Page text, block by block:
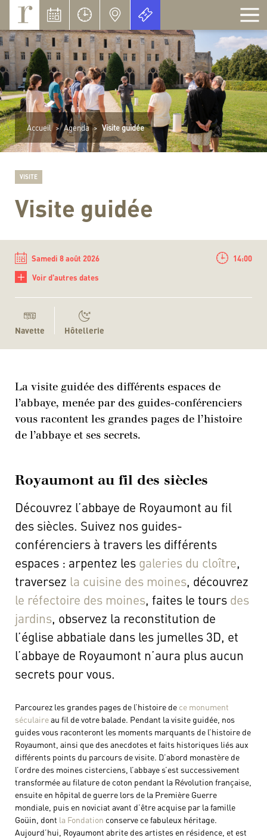
Accueil > Agenda > Visite guidée
VISITE
Visite guidée
Samedi 8 août 2026 14:00
+ Voir d'autres dates
Navette Hôtellerie
La visite guidée des différents espaces de
l’abbaye, menée par des guides-conférenciers
vous racontent les grandes pages de l’histoire
de l’abbaye et ses secrets.
Royaumont au fil des siècles
Découvrez l’abbaye de Royaumont au fil
des siècles. Suivez nos guides-
conférenciers à travers les différents
espaces : arpentez les galeries du cloître,
traversez la cuisine des moines, découvrez
le réfectoire des moines, faites le tours des
jardins, observez la reconstitution de
l’église abbatiale dans les jumelles 3D, et
l’abbaye de Royaumont n’aura plus aucun
secrets pour vous.
Parcourez les grandes pages de l’histoire de ce monument
séculaireau fil de votre balade. Pendant la visite guidée, nos
guides vous raconteront les moments marquants de l’histoire de
Royaumont, ainsi que des anecdotes et faits historiques liés aux
différents points du parcours de visite. D’abord monastère de
l’ordre des moines cisterciens, l’abbaye s’est successivement
transformée au filature de coton pendant la Révolution française,
ensuite en hôpital de guerre lors de la Première Guerre
mondiale, puis en noviciat avant d’être acquise par la famille
Goüin, dont la Fondation conserve ce fabuleux héritage.
Aujourd’hui, Royaumont abrite des artistes en résidence, et est
Panneau de gestion des cookies